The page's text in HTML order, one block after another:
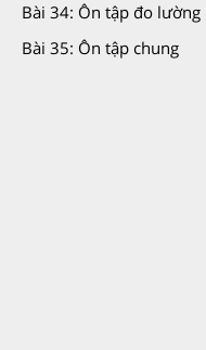
Bài 34: Ôn tập đo lường
Bài 35: Ôn tập chung